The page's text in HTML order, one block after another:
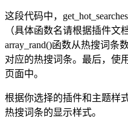
这段代码中，
（具体函数名请根据插件文
array_rand()函数从热搜词条
对应的热搜词条。最后，使
页面中。
根据你选择的插件和主题样
热搜词条的显示样式。